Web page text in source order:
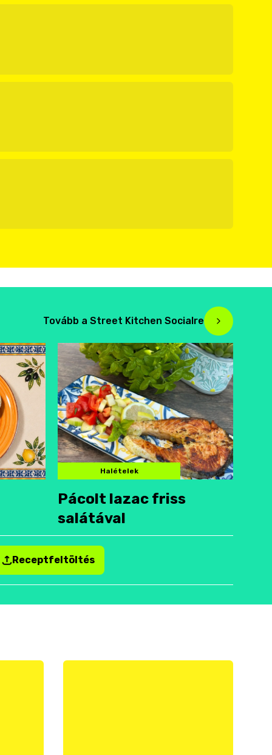
Tovább a Street Kitchen Socialre
Halételek
Pácolt lazac friss
salátával
Receptfeltöltés